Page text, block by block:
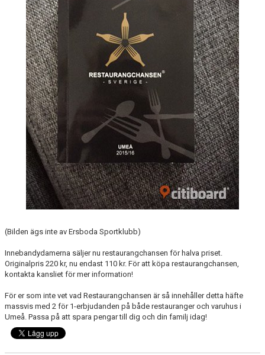
(Bilden ägs inte av Ersboda Sportklubb)
Innebandydamerna säljer nu restaurangchansen för halva priset.
Originalpris 220 kr, nu endast 110 kr. För att köpa restaurangchansen,
kontakta kansliet för mer information!
För er som inte vet vad Restaurangchansen är så innehåller detta häfte
massvis med 2 för 1-erbjudanden på både restauranger och varuhus i
Umeå. Passa på att spara pengar till dig och din familj idag!